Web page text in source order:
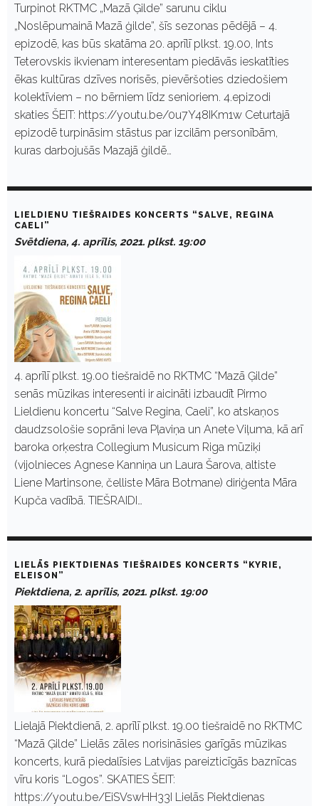
Turpinot RKTMC „Mazā Ģilde” sarunu ciklu
„Noslēpumainā Mazā ģilde”, šīs sezonas pēdējā – 4.
epizodē, kas būs skatāma 20. aprīlī plkst. 19.00, Ints
Teterovskis ikvienam interesentam piedāvās ieskatīties
ēkas kultūras dzīves norisēs, pievēršoties dziedošiem
kolektīviem – no bērniem līdz senioriem. 4.epizodi
skaties ŠEIT: https://youtu.be/0u7Y48IKm1w Ceturtajā
epizodē turpināsim stāstus par izcilām personībām,
kuras darbojušās Mazajā ģildē…
LIELDIENU TIEŠRAIDES KONCERTS “SALVE, REGINA
CAELI”
Svētdiena, 4. aprīlis, 2021. plkst. 19:00
4. aprīlī plkst. 19.00 tiešraidē no RKTMC “Mazā Ģilde”
senās mūzikas interesenti ir aicināti izbaudīt Pirmo
Lieldienu koncertu “Salve Regina, Caeli”, ko atskaņos
daudzsološie soprāni Ieva Pļaviņa un Anete Viļuma, kā arī
baroka orķestra Collegium Musicum Riga mūziķi
(vijolnieces Agnese Kanniņa un Laura Šarova, altiste
Liene Martinsone, čelliste Māra Botmane) diriģenta Māra
Kupča vadībā. TIEŠRAIDI…
LIELĀS PIEKTDIENAS TIEŠRAIDES KONCERTS “KYRIE,
ELEISON”
Piektdiena, 2. aprīlis, 2021. plkst. 19:00
Lielajā Piektdienā, 2. aprīlī plkst. 19.00 tiešraidē no RKTMC
“Mazā Ģilde” Lielās zāles norisināsies garīgās mūzikas
koncerts, kurā piedalīsies Latvijas pareizticīgās baznīcas
vīru koris “Logos”. SKATIES ŠEIT:
https://youtu.be/EiSVswHH33I Lielās Piektdienas